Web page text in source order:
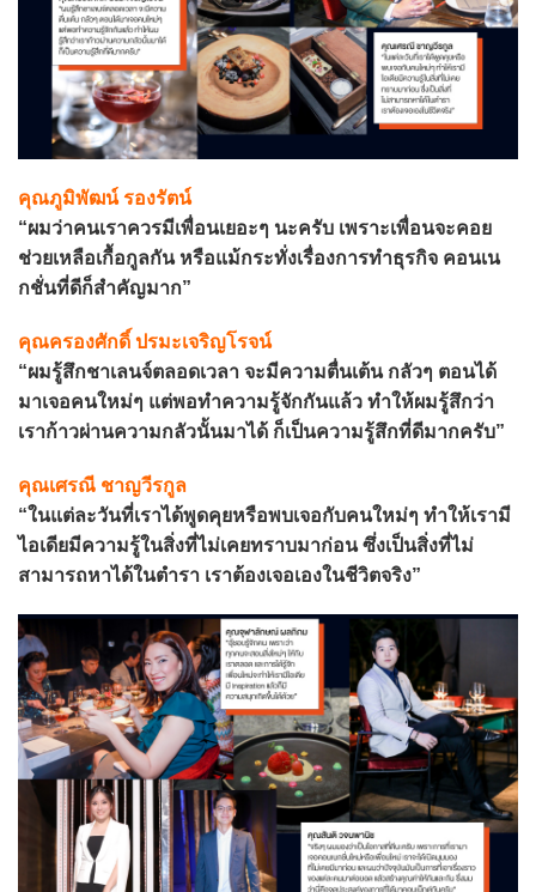
คุณภูมิพัฒน์ รองรัตน์
“ผมว่าคนเราควรมีเพื่อนเยอะๆ นะครับ เพราะเพื่อนจะคอย
ช่วยเหลือเกื้อกูลกัน หรือแม้กระทั่งเรื่องการทำธุรกิจ คอนเน
กชั่นที่ดีก็สำคัญมาก”
คุณครองศักดิ์ ปรมะเจริญโรจน์
“ผมรู้สึกชาเลนจ์ตลอดเวลา จะมีความตื่นเต้น กลัวๆ ตอนได้
มาเจอคนใหม่ๆ แต่พอทำความรู้จักกันแล้ว ทำให้ผมรู้สึกว่า
เราก้าวผ่านความกลัวนั้นมาได้ ก็เป็นความรู้สึกที่ดีมากครับ”
คุณเศรณี ชาญวีรกูล
“ในแต่ละวันที่เราได้พูดคุยหรือพบเจอกับคนใหม่ๆ ทำให้เรามี
ไอเดียมีความรู้ในสิ่งที่ไม่เคยทราบมาก่อน ซึ่งเป็นสิ่งที่ไม่
สามารถหาได้ในตำรา เราต้องเจอเองในชีวิตจริง”